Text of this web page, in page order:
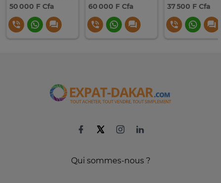
50 000 F Cfa 60 000 F Cfa 37 500 F Cfa
Qui sommes-nous ?